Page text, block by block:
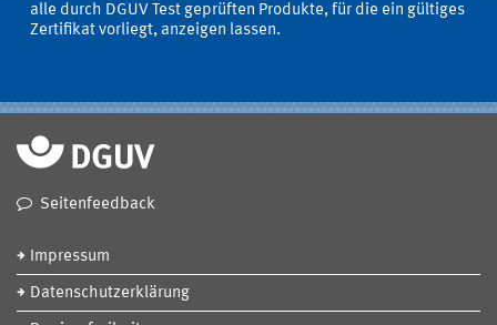
alle durch DGUV Test geprüften Produkte, für die ein gültiges
Zertifikat vorliegt, anzeigen lassen.
Seitenfeedback
Impressum
Datenschutzerklärung